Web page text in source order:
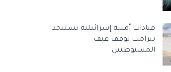
قيادات أمنية إسرائيلية تستنجد
بترامب لوقف عنف
المستوطنين